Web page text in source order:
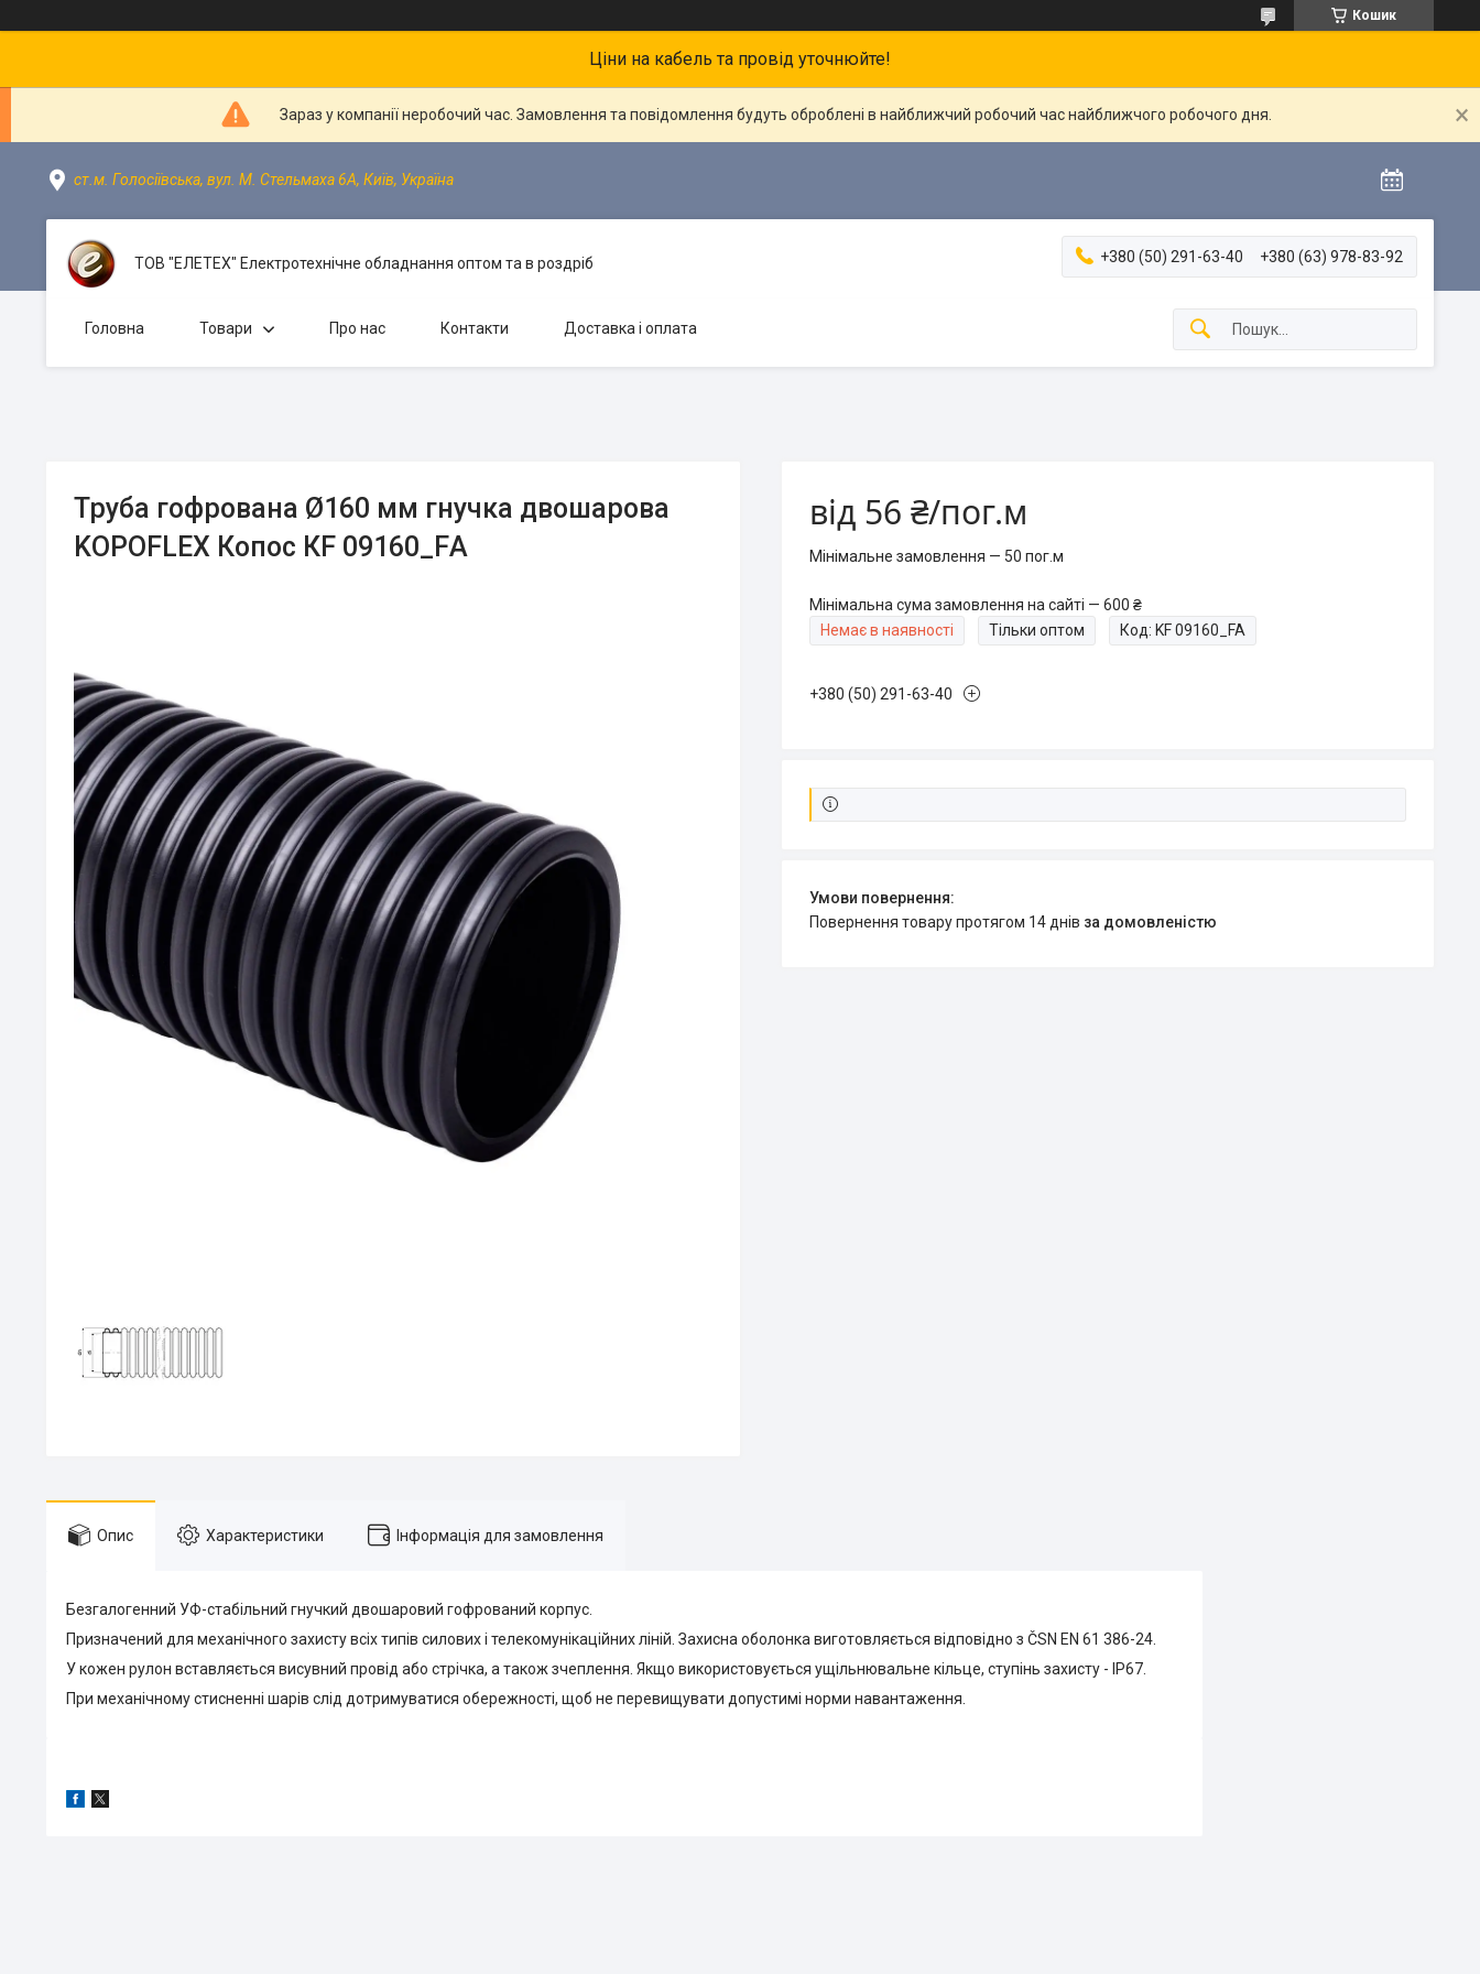
Кошик
Ціни на кабель та провід уточнюйте!
Зараз у компанії неробочий час. Замовлення та повідомлення будуть оброблені в найближчий робочий час найближчого робочого дня.
ст.м. Голосіївська, вул. М. Стельмаха 6А, Київ, Україна
ТОВ "ЕЛЕТЕХ" Електротехнічне обладнання оптом та в роздріб +380 (50) 291-63-40 +380 (63) 978-83-92
Головна Товари Про нас Контакти Доставка і оплата
Труба гофрована Ø160 мм гнучка двошарова
KOPOFLEX Копос КF 09160_FА
від 56 ₴/пог.м
Мінімальне замовлення — 50 пог.м
Мінімальна сума замовлення на сайті — 600 ₴
Немає в наявності
Тільки оптом Код: KF 09160_FA
+380 (50) 291-63-40
повернення товару протягом 14 днів за домовленістю
Опис Характеристики Інформація для замовлення
Безгалогенний УФ-стабільний гнучкий двошаровий гофрований корпус.
Призначений для механічного захисту всіх типів силових і телекомунікаційних ліній. Захисна оболонка виготовляється відповідно з ČSN EN 61 386-24.
У кожен рулон вставляється висувний провід або стрічка, а також зчеплення. Якщо використовується ущільнювальне кільце, ступінь захисту - IP67.
При механічному стисненні шарів слід дотримуватися обережності, щоб не перевищувати допустимі норми навантаження.